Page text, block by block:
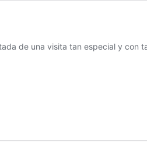
de una visita tan especial y con